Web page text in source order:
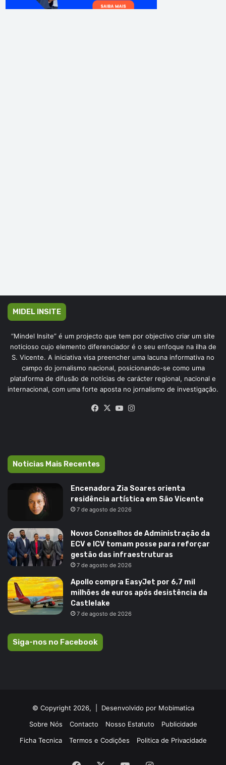
MIDEL INSITE
“Mindel Insite” é um projecto que tem por objectivo criar um site
noticioso cujo elemento diferenciador é o seu enfoque na ilha de
S. Vicente. A iniciativa visa preencher uma lacuna informativa no
campo do jornalismo nacional, posicionando-se como uma
plataforma de difusão de notícias de carácter regional, nacional e
internacional, com uma forte aposta no jornalismo de investigação.
Facebook
X YouTube
Noticias Mais Recentes
Encenadora Zia Soares orienta
residência artística em São Vicente
7 de agosto de 2026
Novos Conselhos de Administração da
ECV e ICV tomam posse para reforçar
gestão das infraestruturas
7 de agosto de 2026
Apollo compra EasyJet por 6,7 mil
milhões de euros após desistência da
Castlelake
7 de agosto de 2026
Siga-nos no Facebook
© Copyright 2026, | Desenvolvido por Mobimatica
Sobre Nós
Contacto Nosso Estatuto
Publicidade
Ficha Tecnica
Termos e Codições Politica de Privacidade